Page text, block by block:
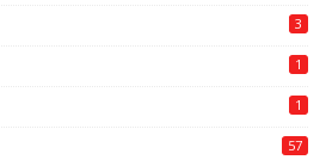
3
1
1
57